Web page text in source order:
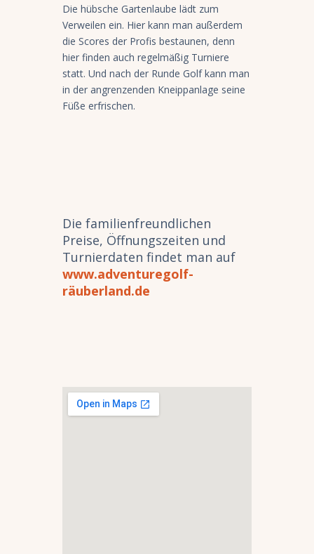
Die hübsche Gartenlaube lädt zum
Verweilen ein. Hier kann man außerdem
die Scores der Profis bestaunen, denn
hier finden auch regelmäßig Turniere
statt. Und nach der Runde Golf kann man
in der angrenzenden Kneippanlage seine
Füße erfrischen.
Die familienfreundlichen
Preise, Öffnungszeiten und
Turnierdaten findet man auf
www.adventuregolf-
räuberland.de